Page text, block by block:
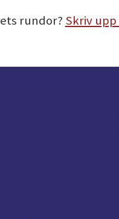
rundor? Skriv